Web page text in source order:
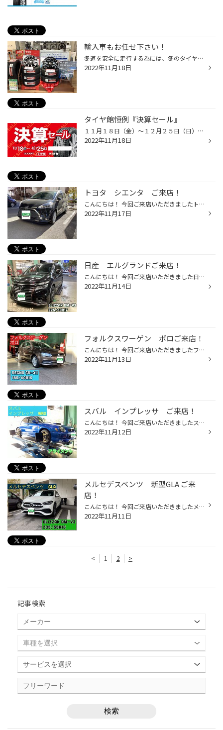
輸入車もお任せ下さい！
冬道を安全に走行する為には、冬のタイヤが必要です。 年末には、商品が準備できない場合がありますので、早めに準備をオススメします。
2022年11月18日
タイヤ館恒例『決算セール』
１１月１８日（金）～１２月２５日（日）の長期間で、タイヤ館恒例『決算セール』を開催します！！今年も『BLIZZAK VRX3』が大好評～！！ 今年の冬もコレで決まりですね～(^^)/もちろん、各種夏タイヤ＆メンテナンス用品＆アウトレット品もお買い得ですヨ～!(^^)!皆様のご来店、スタッフ一同お待ち...
2022年11月18日
トヨタ シエンタ ご来店！
こんにちは！ 今回ご来店いただきましたトヨタのシエンタのタイヤ交換を致しました！ タイヤはBLIZZAK VRXをお選びいただきました！ サイズは185/60R15です。 溝が浅くなったスタッドレスタイヤの雪道や凍結路はとても危険です！ 少しでも不安な点がございましたらぜひ一度ご来店くださいね♪ タイヤ...
2022年11月17日
日産 エルグランドご来店！
こんにちは！ 今回ご来店いただきました日産のエルグランドのタイヤ交換を致しました！ タイヤはBLIZZAK DM-V3をお選びいただきました！ サイズは225/60R17です。 プラットホームが露出しているスタッドレスタイヤは冬場の使用は大変危険ですので交換を検討されることをオススメしています！ またプ...
2022年11月14日
フォルクスワーゲン ポロご来店！
こんにちは！ 今回ご来店いただきましたフォルクスワーゲンのポロのタイヤ交換を致しました！ タイヤはREGNO GR-XⅡをお選びいただきました♪ サイズは185/60R15です。 タイヤのバーストでのご来店でした！ バーストの恐ろしさを実物から感じることができました… 少しでもバーストになる可能性を減ら...
2022年11月13日
スバル インプレッサ ご来店！
こんにちは！ 今回ご来店いただきましたスバルのインプレッサのアライメント調整を致しました！ アライメントは経年劣化などでズレが生じていることもありますのでアライメント調整を今まで長く乗られていてしたことがないお車も是非一度アライメント調整していただくことをオススメします！ タイヤ...
2022年11月12日
メルセデスベンツ 新型GLA ご来
店！
こんにちは！ 今回ご来店いただきましたメルセデスベンツの新型GLA(H247)のタイヤ交換を致しました！ タイヤはBLIZZAK DM-V3をお選びいただきました！ モデルチェンジ後GLA初めてのご来店でした。 サイズは235/55R18です。 新型車も当店にお任せください！！ ご来店ありがとうございました！ タイヤ...
2022年11月11日
< 1 2 >
記事検索